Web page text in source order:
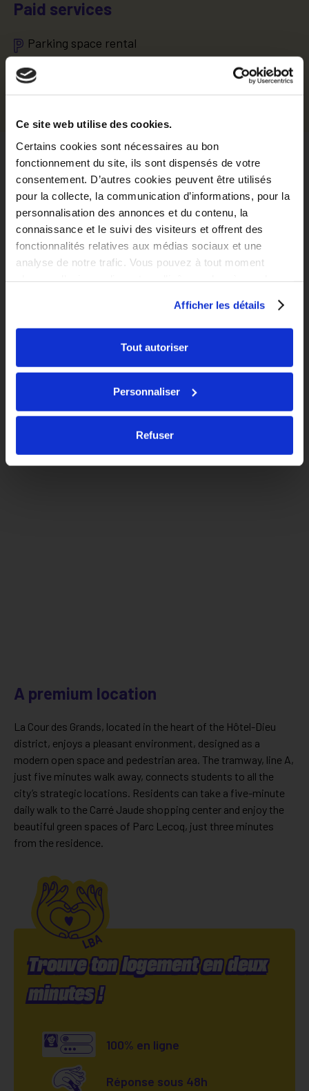
Ce site web utilise des cookies.
Certains cookies sont nécessaires au bon
fonctionnement du site, ils sont dispensés de votre
consentement. D’autres cookies peuvent être utilisés
pour la collecte, la communication d’informations, pour la
personnalisation des annonces et du contenu, la
connaissance et le suivi des visiteurs et offrent des
fonctionnalités relatives aux médias sociaux et une
analyse de notre trafic. Vous pouvez à tout moment
Afficher les détails
Tout autoriser
Personnaliser
Refuser
Paid services
Parking space rental
Apartment cleaning service
Equipped laundry room service
Localisation
Situer dans la ville Explorer le quartier
A premium location
La Cour des Grands, located in the heart of the Hôtel-Dieu
district, enjoys a pleasant environment, designed as a
modern open space and pedestrian area. The tramway, line A,
just five minutes walk away, connects students to all the
city’s strategic locations. Residents can take a five-minute
daily walk to the Carré Jaude shopping center and enjoy the
beautiful green spaces of Parc Lecoq, just three minutes
from the residence.
Trouve ton logement en deux
minutes !
100% en ligne
Réponse sous 48h